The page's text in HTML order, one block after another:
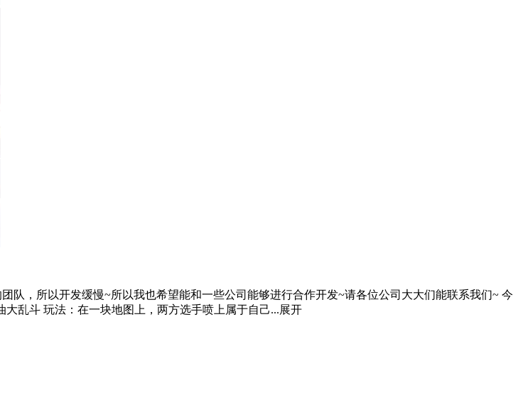
队，所以开发缓慢~所以我也希望能和一些公司能够进行合作开发~请各位公司大大们能联系我们~ 今
乱斗 玩法：在一块地图上，两方选手喷上属于自己...展开